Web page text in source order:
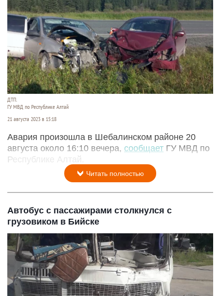
ДТП.
ГУ МВД по Республике Алтай
21 августа 2023 в 15:18
Авария произошла в Шебалинском районе 20
августа около 16:10 вечера, сообщает ГУ МВД по
Республике Алтай.
Читать полностью
Автобус с пассажирами столкнулся с
грузовиком в Бийске